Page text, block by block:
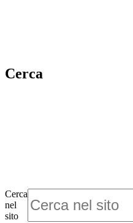
Cerca
Cerca
nel
sito